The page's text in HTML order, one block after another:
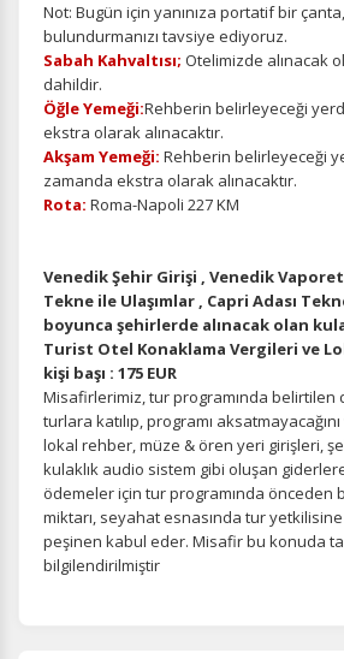
Not: Bugün için yanınıza portatif bir
bulundurmanızı tavsiye ediyoruz.
Sabah Kahvaltısı; Otelimizde alınacak
dahildir.
Öğle Yemeği:Rehberin belirleyeceği
ekstra olarak alınacaktır.
Akşam Yemeği: Rehberin belirleyeceği
zamanda ekstra olarak alınacaktır.
Rota: Roma-Napoli 227 KM
Venedik Şehir Girişi , Venedik
Tekne ile Ulaşımlar , Capri Adası
boyunca şehirlerde alınacak olan
Turist Otel Konaklama Vergileri ve
kişi başı : 175 EUR
Misafirlerimiz, tur programında belirtilen
turlara katılıp, programı
lokal rehber, müze & ören yeri girişleri,
kulaklık audio sistem gibi oluşan
ödemeler için tur programında önceden
miktarı, seyahat esnasında tur
peşinen kabul eder. Misafir bu konuda
bilgilendirilmiştir